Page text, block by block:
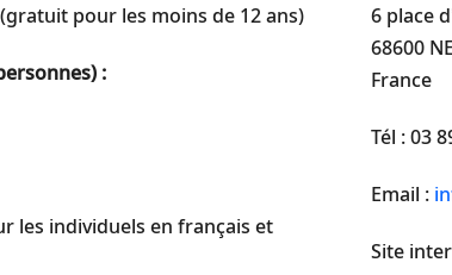
pour les moins de 12 ans)
:
les individuels en français et
6 place
68600
France
Tél : 03
Email :
Site